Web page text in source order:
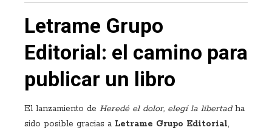
Letrame Grupo
Editorial: el camino para
publicar un libro
El lanzamiento de Heredé el dolor, elegí la libertadha
sido posible gracias a Letrame Grupo Editorial,